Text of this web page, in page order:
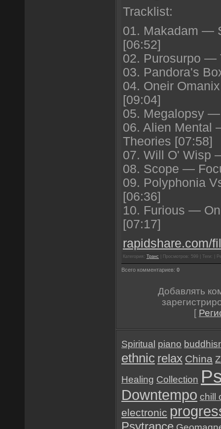
Tracklist:
01. Makadam —
[06:52]
02. Purosurpo —
03. Pandora's
04. Oneir
[09:04]
05. Megalopsy
06. Alien Mental
Theories [07:58]
07. Will O' Wisp
08. Scope —
09. Polyphonia
[06:36]
10. Furious —
[07:17]
rapidshare.com/
Категория: Транс | Просмотров: 599 | Теги: |
Всего комментариев: 0
Добавлять
[
Spiritual piano
ethnic relax China
Healing Collection
Downtempo chill
electronic
Psytrance